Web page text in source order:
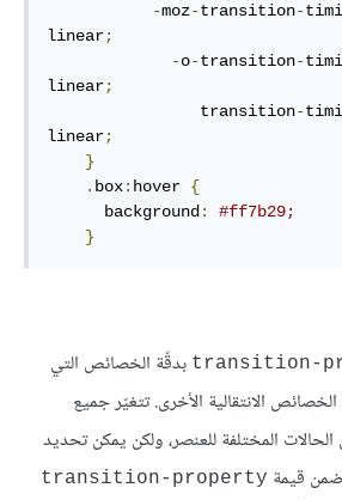
-moz-transition-
linear;
-o-transition-
linear;
                transition
-
linear;
}
. box: hover {
      background
:
#ff7b29;
}
transition- بدقّة الخصائص التي
الانتقالية الأخرى. تتغيّر جميع
المختلفة للعنصر، ولكن يمكن تحديد
ضمن قيمة transition-property